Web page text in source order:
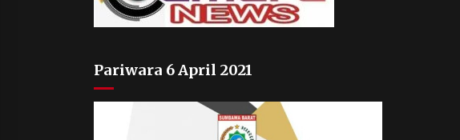
Pariwara 6 April 2021